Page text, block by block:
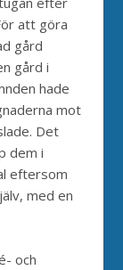
att göra
gård
gård i
hade
mot
Det
dem i
eftersom
med en
och